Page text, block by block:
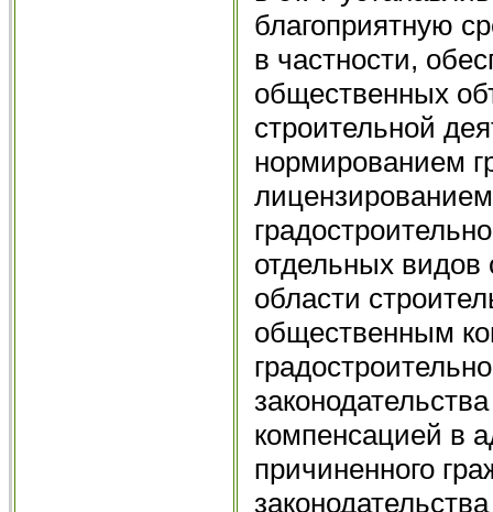
благоприятную
в частности,
общественных
строительной
нормированием
отдельных видов
области
общественным
компенсацией в
причиненного